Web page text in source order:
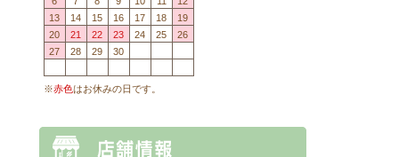
13
14 15 16 17 18
19
20
21 22 23 24 25
26
27
28 29 30
※赤色はお休みの日です。